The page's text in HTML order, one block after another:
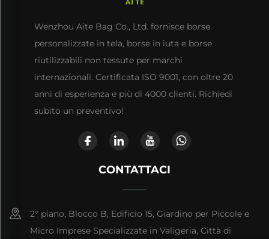
Wenzhou Aite Bag Co., Ltd. fornisce borse
personalizzate in tela, borse in iuta e borse
riutilizzabili non tessute per marchi
internazionali. Certificata ISO 9001, con oltre 20
anni di esperienza e più di 4000 clienti. Richiedi
subito un preventivo!
CONTATTACI
2° piano, Blocco B, Edificio 15, Giardino per Piccole e
Micro Imprese Specializzate in Valigeria, Città di